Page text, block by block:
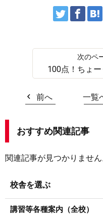
100点！ちょー
前へ 一覧
おすすめ関連記事
関連記事が見つかりません
校舎を選ぶ
講習等各種案内（全校）